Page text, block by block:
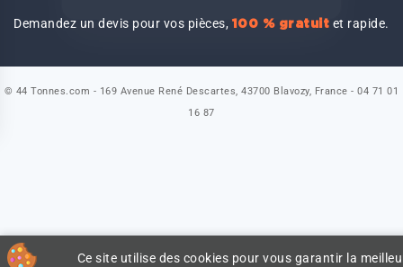
Demandez un devis pour vos pièces, 100 % gratuit et rapide.
Ce site utilise des cookies pour vous garantir la
© 44 Tonnes.com - 169 Avenue René Descartes, 43700 Blavozy, France - 04 71 01
16 87